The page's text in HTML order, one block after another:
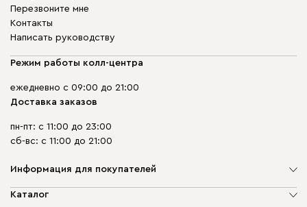
Перезвоните мне
Контакты
Написать руководству
Режим работы колл-центра
ежедневно с 09:00 до 21:00
Доставка заказов
пн-пт: с 11:00 до 23:00
сб-вс: с 11:00 до 21:00
Информация для покупателей
О компании
Каталог